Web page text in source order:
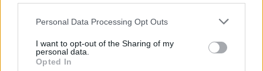
Personal Data Processing Opt Outs
I want to opt-out of the Sharing of my
personal data.
Opted In
ΣΧΟΛΙΑΣΤΕ